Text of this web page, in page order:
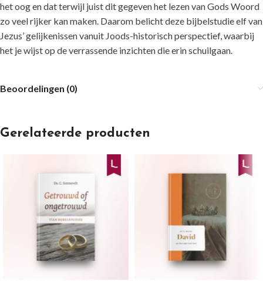
het oog en dat terwijl juist dit gegeven het lezen van Gods Woord
zo veel rijker kan maken. Daarom belicht deze bijbelstudie elf van
Jezus’ gelijkenissen vanuit Joods-historisch perspectief, waarbij
het je wijst op de verrassende inzichten die erin schuilgaan.
Beoordelingen (0)
Gerelateerde producten